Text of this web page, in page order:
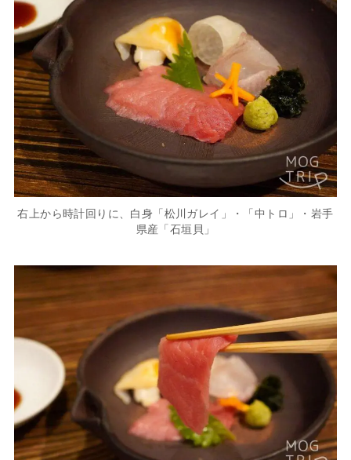
右上から時計回りに、白身「松川ガレイ」・「中トロ」・岩手
県産「石垣貝」